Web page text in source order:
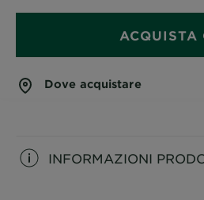
soggetti dopo un'applicazione.
ACQUISTA
Dove acquistare
INFORMAZIONI